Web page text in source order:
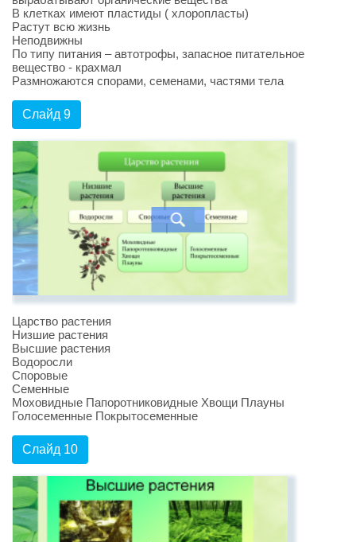
В клетках имеют пластиды ( хлоропласты)
Растут всю жизнь
Неподвижны
По типу питания – автотрофы, запасное питательное
вещество - крахмал
Размножаются спорами, семенами, частями тела
Слайд 9
Царство растения
Низшие растения
Высшие растения
Водоросли
Споровые
Семенные
Моховидные Папоротниковидные Хвощи Плауны
Голосеменные Покрытосеменные
Слайд 10